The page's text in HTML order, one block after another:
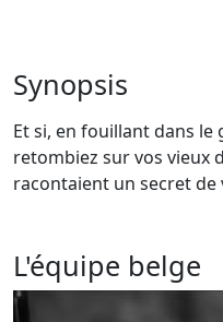
Synopsis
Et si, en fouillant dans
retombiez sur vos vieux
racontaient un secret
L'équipe belge